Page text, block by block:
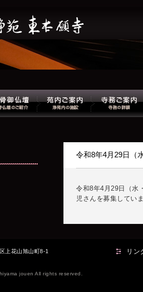
令和8年4月29日（
令和8年4月29日（水
児さんを募集してい
上花山旭山町8-1
jouen All rights reserved.
リン